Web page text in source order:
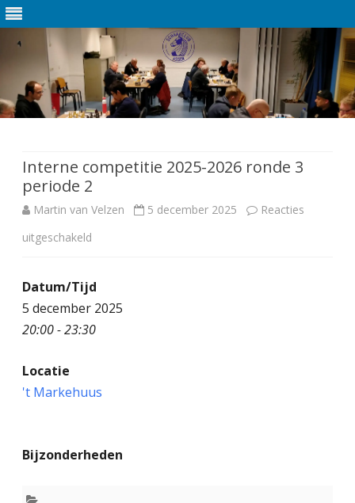
de
inhoud
Interne competitie 2025-2026 ronde 3
periode 2
Martin van Velzen 5 december 2025
Reacties
uitgeschakeld
o
r
Datum/Tijd
5 december 2025
20:00 - 23:30
Locatie
't Markehuus
Bijzonderheden